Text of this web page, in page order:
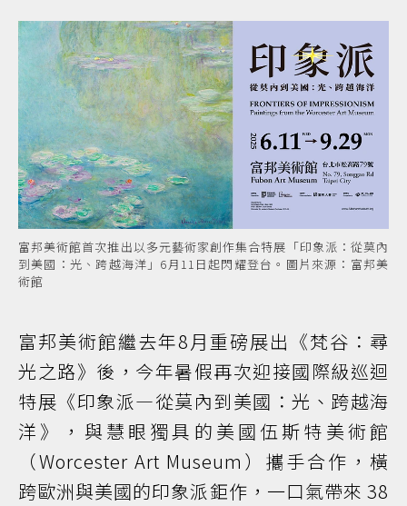
富邦美術館首次推出以多元藝術家創作集合特展「印象派：從莫內
到美國：光、跨越海洋」6月11日起閃耀登台。圖片來源：富邦美
術館
富邦美術館繼去年8月重磅展出《梵谷：尋
光之路》後，今年暑假再次迎接國際級巡迴
特展《印象派—從莫內到美國：光、跨越海
洋》，與慧眼獨具的美國伍斯特美術館
（Worcester Art Museum）攜手合作，橫
跨歐洲與美國的印象派鉅作，一口氣帶來 38